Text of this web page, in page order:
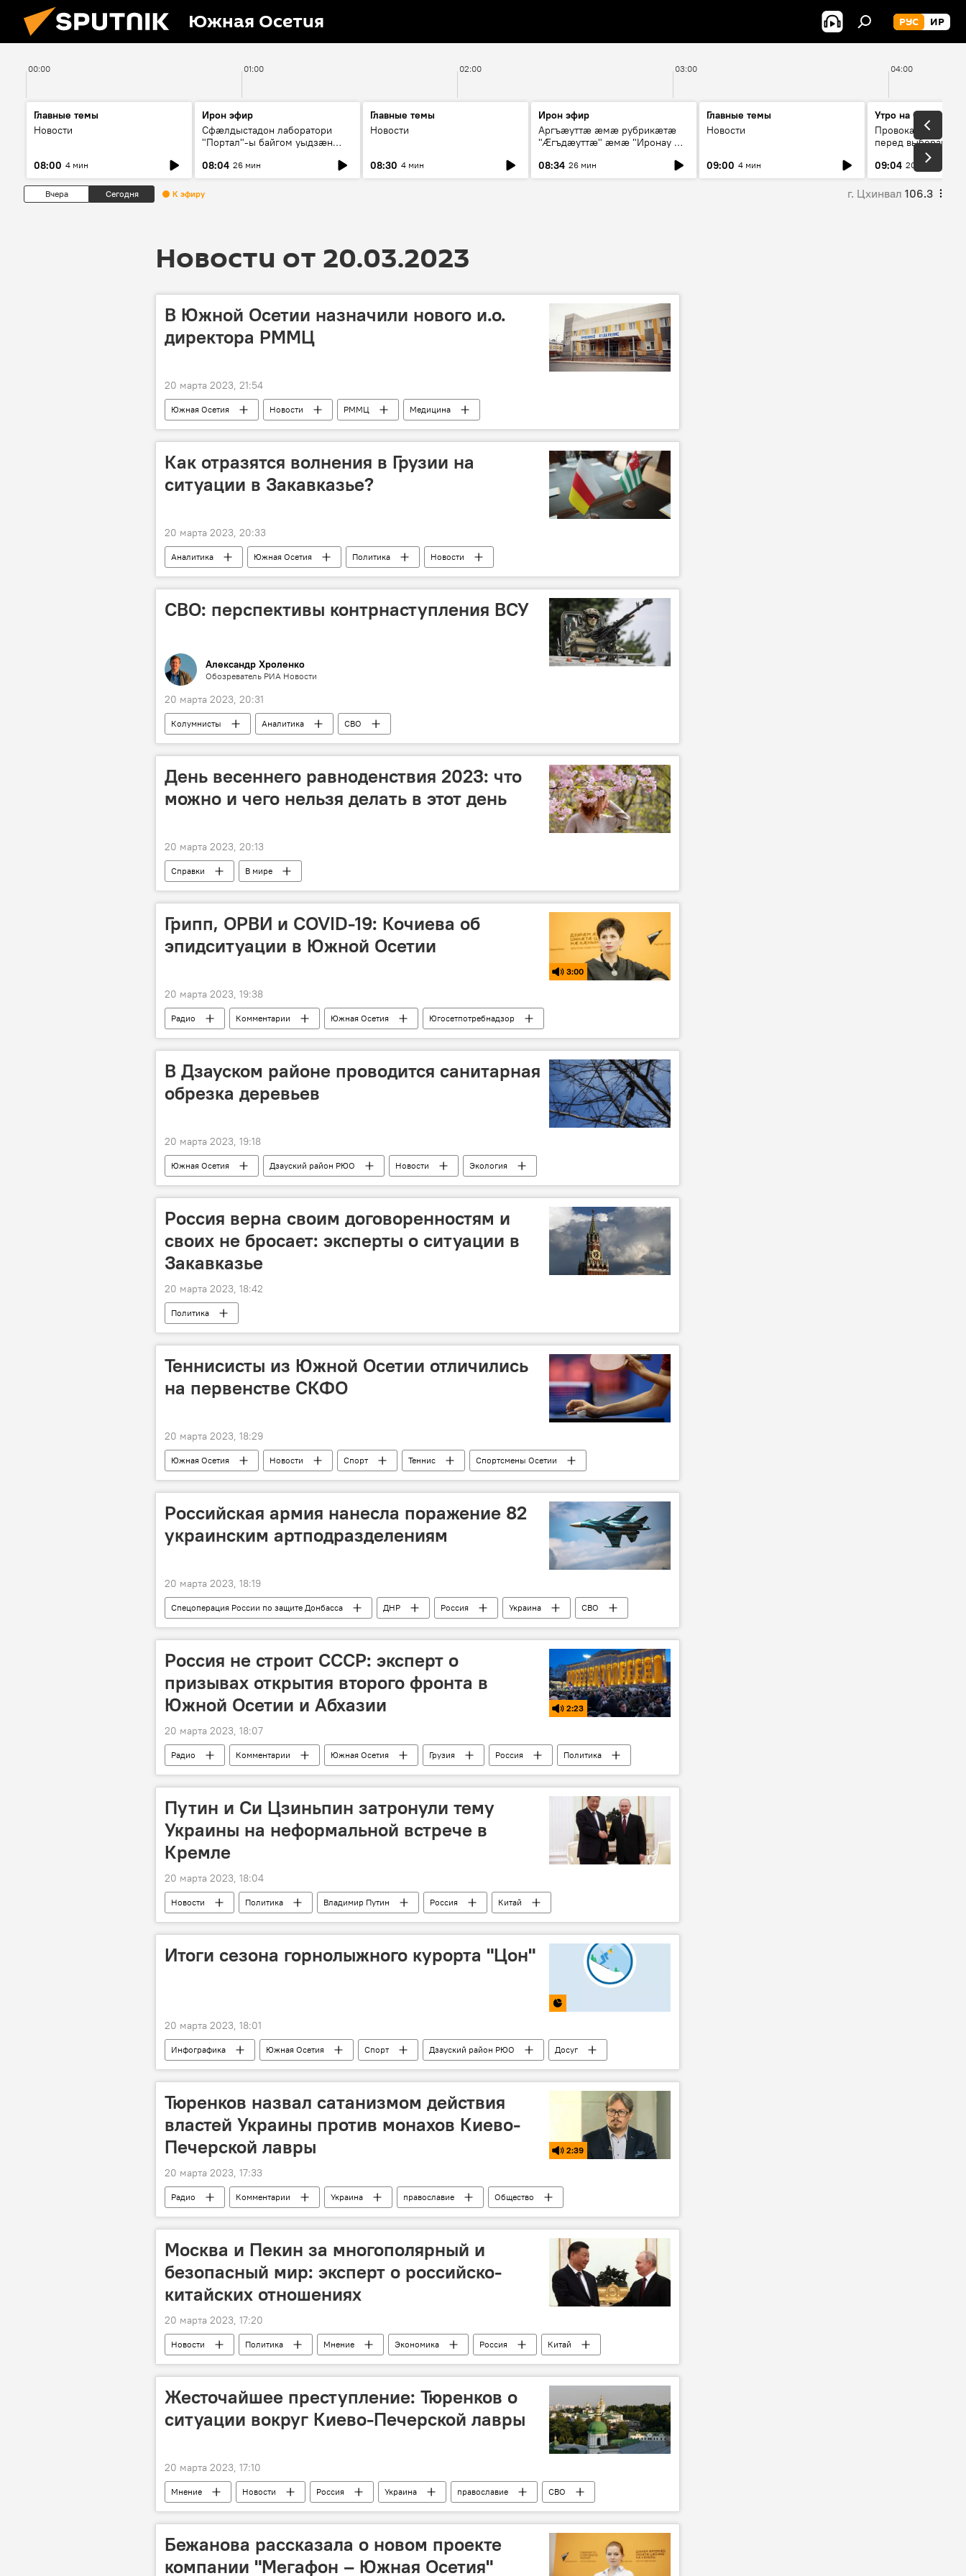
Южная Осетия РУС ИР
00:00 01:00 02:00 03:00 04:00
Главные темы
Новости
08:00 4 мин
Ирон эфир
Сфæлдыстадон лаборатори
"Портал"-ы байгом уыдзæн
Æхсары куыстыты равдыст
08:04 26 мин
Главные темы
Новости
08:30 4 мин
Ирон эфир
Аргъæуттæ æмæ рубрикæтæ
"Æгъдæуттæ" æмæ "Иронау æй
08:34 26 мин
Главные темы
Новости
09:00 4 мин
Утро на Спутнике
Провокации со
перед выборами в
09:04 20 мин
Вчера Сегодня К эфиру г. Цхинвал 106.3
Новости от 20.03.2023
В Южной Осетии назначили нового и.о.
директора РММЦ
20 марта 2023, 21:54
Южная Осетия Новости РММЦ Медицина
Как отразятся волнения в Грузии на
ситуации в Закавказье?
20 марта 2023, 20:33
Аналитика Южная Осетия Политика Новости
СВО: перспективы контрнаступления ВСУ
Александр Хроленко
Обозреватель РИА Новости
20 марта 2023, 20:31
Колумнисты Аналитика СВО
День весеннего равноденствия 2023: что
можно и чего нельзя делать в этот день
20 марта 2023, 20:13
Справки В мире
Грипп, ОРВИ и СOVID-19: Кочиева об
эпидситуации в Южной Осетии
3:00
20 марта 2023, 19:38
Радио Комментарии Южная Осетия
Югосетпотребнадзор
Коронавирус
Здоровье
В Дзауском районе проводится санитарная
обрезка деревьев
20 марта 2023, 19:18
Южная Осетия Дзауский район РЮО Новости Экология
Россия верна своим договоренностям и
своих не бросает: эксперты о ситуации в
Закавказье
20 марта 2023, 18:42
Политика
Теннисисты из Южной Осетии отличились
на первенстве СКФО
20 марта 2023, 18:29
Южная Осетия Новости Спорт Теннис Спортсмены Осетии
Российская армия нанесла поражение 82
украинским артподразделениям
20 марта 2023, 18:19
Спецоперация России по защите Донбасса ДНР Россия Украина СВО
Россия не строит СССР: эксперт о
призывах открытия второго фронта в
Южной Осетии и Абхазии
2:23
20 марта 2023, 18:07
Радио Комментарии Южная Осетия Грузия Россия Политика
Путин и Си Цзиньпин затронули тему
Украины на неформальной встрече в
Кремле
20 марта 2023, 18:04
Новости Политика Владимир Путин Россия Китай
Итоги сезона горнолыжного курорта "Цон"
20 марта 2023, 18:01
Инфографика Южная Осетия Спорт Дзауский район РЮО Досуг
Тюренков назвал сатанизмом действия
властей Украины против монахов Киево-
Печерской лавры
2:39
20 марта 2023, 17:33
Радио Комментарии Украина православие Общество
Москва и Пекин за многополярный и
безопасный мир: эксперт о российско-
китайских отношениях
20 марта 2023, 17:20
Новости Политика Мнение Экономика Россия Китай
Жесточайшее преступление: Тюренков о
ситуации вокруг Киево-Печерской лавры
20 марта 2023, 17:10
Мнение Новости Россия Украина православие СВО
Бежанова рассказала о новом проекте
компании "Мегафон – Южная Осетия"